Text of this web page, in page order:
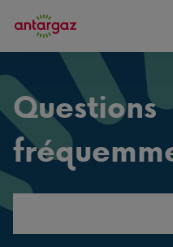
Questions